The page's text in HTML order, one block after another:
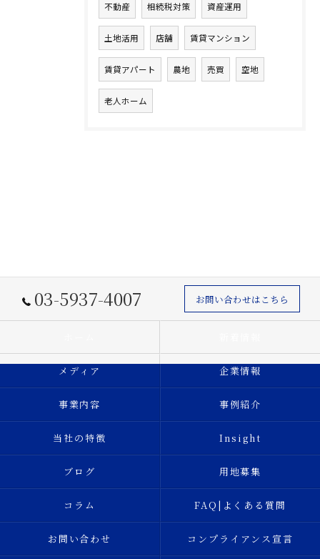
不動産 相続税対策 資産運用
土地活用 店舗 賃貸マンション
賃貸アパート 農地 売買 空地
老人ホーム
03-5937-4007 お問い合わせはこちら
メディア 企業情報
事業内容 事例紹介
当社の特徴 Insight
ブログ 用地募集
コラム FAQ|よくある質問
お問い合わせ コンプライアンス宣言